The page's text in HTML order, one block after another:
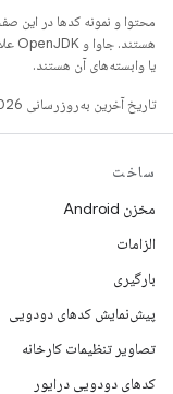
محتوا و نمونه کدها در این
یا وابسته‌های آن هستند.
تاریخ آخرین به‌روزرسانی 2026-07-07 به‌وقت ساعت هماهنگ جهانی.
ساخت
مخزن Android
الزامات
بارگیری
پیش‌نمایش کدهای دودویی
تصاویر تنظیمات کارخانه
کدهای دودویی درایور